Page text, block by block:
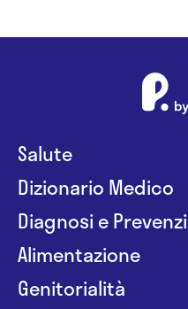
Salute
Dizionario Medico
Diagnosi e
Alimentazione
Genitorialità